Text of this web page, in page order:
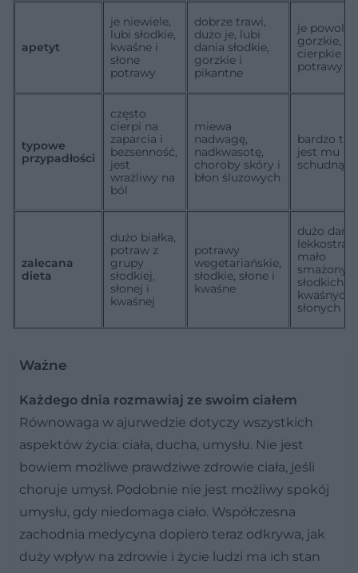
apetyt
je niewiele,
lubi słodkie,
kwaśne i
słone
potrawy
dobrze trawi,
dużo je, lubi
dania słodkie,
gorzkie i
pikantne
je powoli,
gorzkie,
cierpkie
potrawy
typowe
przypadłości
często
cierpi na
zaparcia i
bezsenność,
jest
wrażliwy na
ból
miewa
nadwagę,
nadkwasotę,
choroby skóry i
błon śluzowych
bardzo
jest mu
schudnąć
zalecana
dieta
dużo białka,
potraw z
grupy
słodkiej,
słonej i
kwaśnej
potrawy
wegetariańskie,
słodkie, słone i
kwaśne
dużo dań
mało
słodkich,
kwaśnych i
słonych
Ważne
Każdego dnia rozmawiaj ze swoim ciałem
Równowaga w ajurwedzie dotyczy wszystkich
aspektów życia: ciała, ducha, umysłu. Nie jest
bowiem możliwe prawdziwe zdrowie ciała, jeśli
choruje umysł. Podobnie nie jest możliwy spokój
umysłu, gdy niedomaga ciało. Współczesna
zachodnia medycyna dopiero teraz odkrywa, jak
duży wpływ na zdrowie i życie ludzi ma ich stan